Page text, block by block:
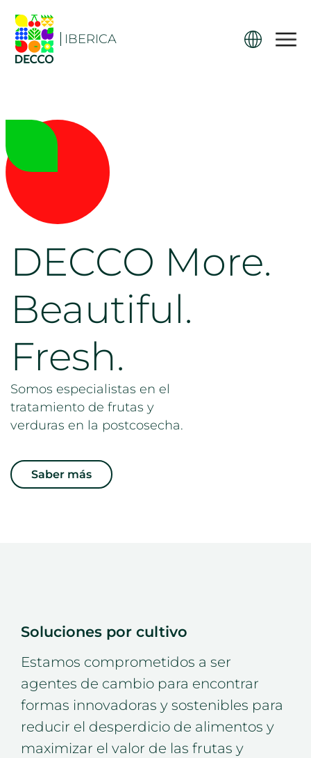
IBERICA
DECCO More.
Beautiful.
Fresh.
Somos especialistas en el
tratamiento de frutas y
verduras en la postcosecha.
Saber más
Soluciones por cultivo
Estamos comprometidos a ser
agentes de cambio para encontrar
formas innovadoras y sostenibles para
reducir el desperdicio de alimentos y
maximizar el valor de las frutas y